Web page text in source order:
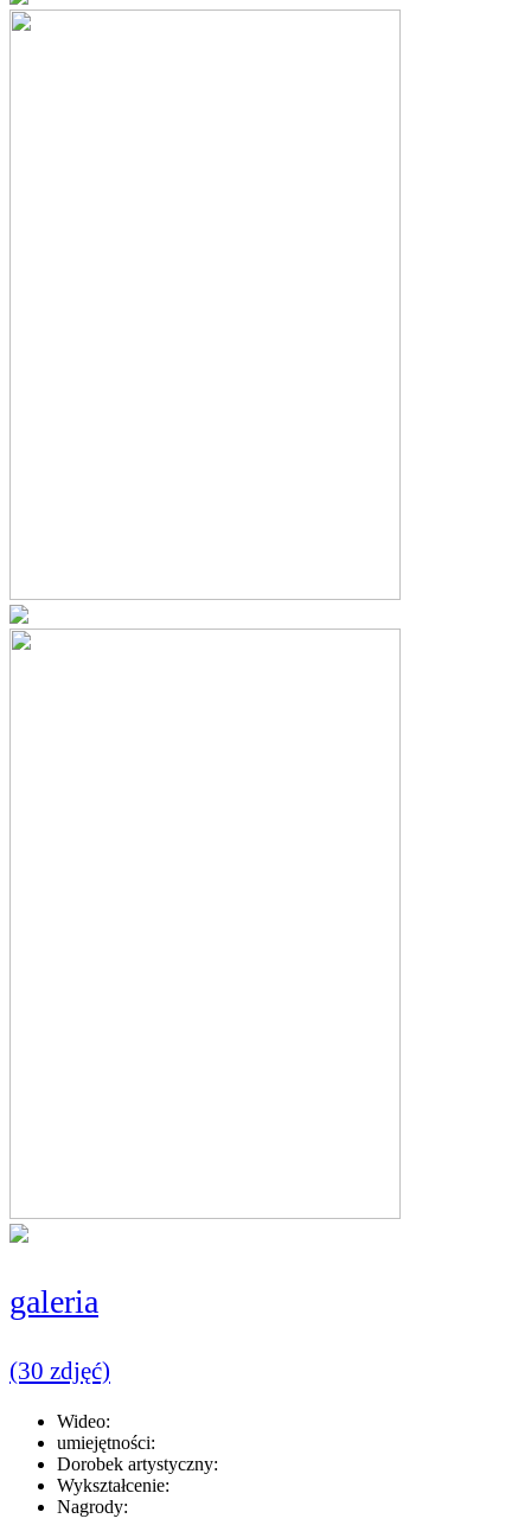
galeria
(30 zdjęć)
Wideo:
umiejętności:
Dorobek artystyczny:
Wykształcenie:
Nagrody: